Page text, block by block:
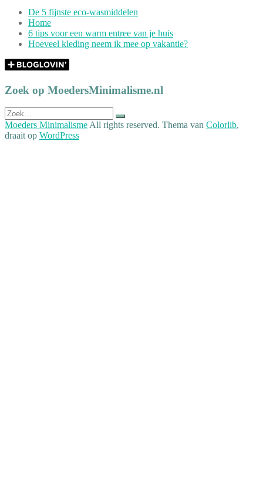
De 5 fijnste eco-wasmiddelen
Home
6 tips voor een warm entree van je huis
Hoeveel kleding neem ik mee op vakantie?
Zoek op MoedersMinimalisme.nl
Zoek
naar:
Moeders MinimalismeAll rights reserved. Thema van Colorlib,
draait op WordPress